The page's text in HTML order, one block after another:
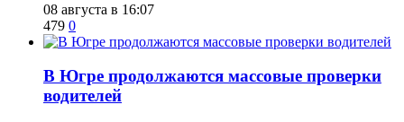
08 августа в 16:07
479 0
​В Югре продолжаются массовые проверки
водителей